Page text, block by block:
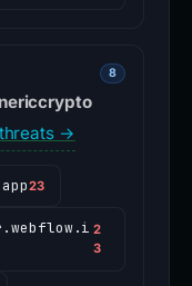
8
→
23
2
3